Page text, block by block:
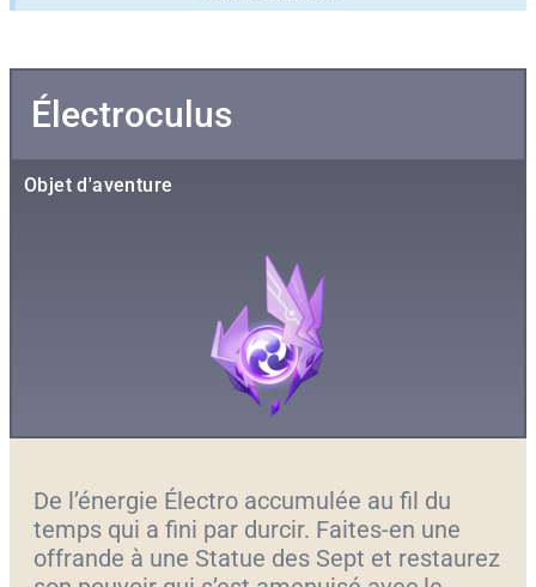
Électroculus
Objet d'aventure
De l’énergie Électro accumulée au fil du
temps qui a fini par durcir. Faites-en une
offrande à une Statue des Sept et restaurez